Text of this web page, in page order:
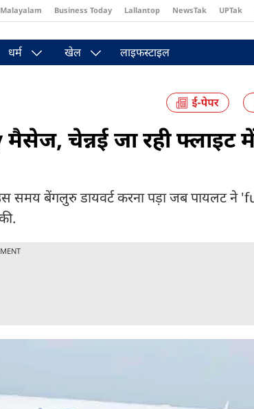
Malayalam Business Today Lallantop NewsTak UPTak
धर्म खेल लाइफस्टाइल
चेन्नई जा रही फ्लाइट
उस समय बेंगलुरु डायवर्ट करना पड़ा जब पायलट ने